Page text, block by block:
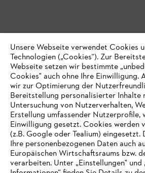
Unsere Webseite verwendet Cookies
Technologien („Cookies“). Zur
Webseite setzen wir bestimmte
Cookies" auch ohne Ihre Einwilligung.
wir zur Optimierung der
Bereitstellung personalisierter Inhalte
Untersuchung von Nutzerverhalten,
Erstellung umfassender Nutzerprofile,
Einwilligung gesetzt. Cookies werden
(z.B. Google oder Tealium)
Ihre personenbezogenen Daten auch
Europäischen Wirtschaftsraums bzw.
verarbeiten. Unter „Einstellungen" und